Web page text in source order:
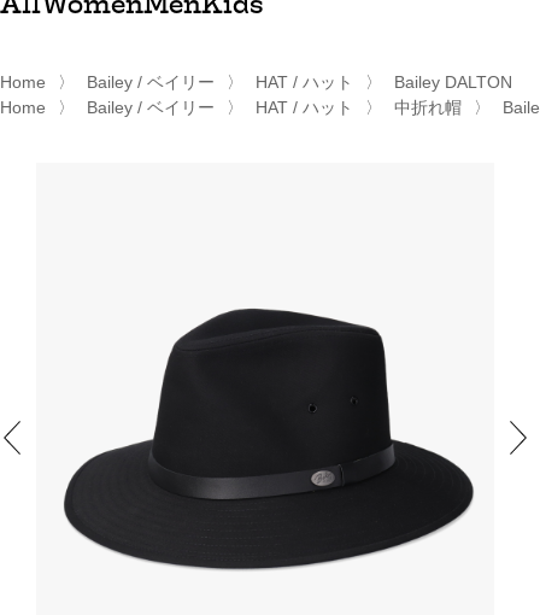
Home 〉 Bailey / ベイリー 〉 HAT / ハット 〉
Bailey DALTON
Home
〉 Bailey / ベイリー 〉 HAT / ハット 〉 中折れ帽 〉